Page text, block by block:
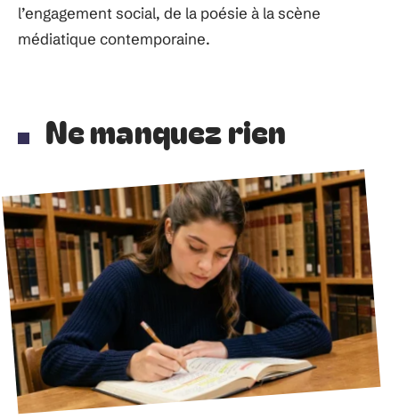
l’engagement social, de la poésie à la scène
médiatique contemporaine.
Ne manquez rien